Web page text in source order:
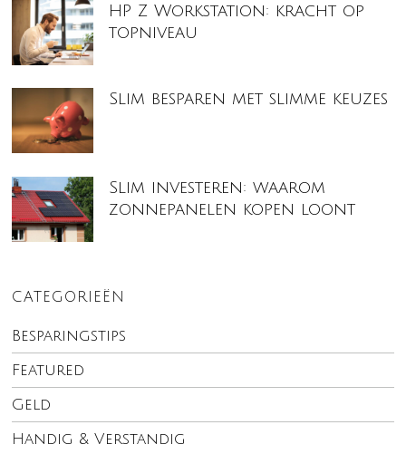
HP Z Workstation: kracht op
topniveau
Slim besparen met slimme keuzes
Slim investeren: waarom
zonnepanelen kopen loont
CATEGORIEËN
Besparingstips
Featured
Geld
Handig & Verstandig